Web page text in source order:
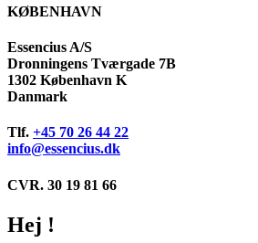
KØBENHAVN
Essencius A/S
Dronningens Tværgade 7B
1302 København K
Danmark
Tlf. +45 70 26 44 22
info@essencius.dk
CVR. 30 19 81 66
Hej !